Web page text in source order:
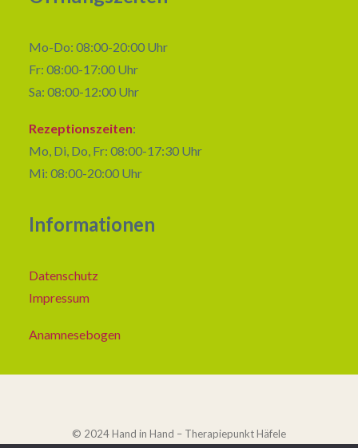
Mo-Do: 08:00-20:00 Uhr
Fr: 08:00-17:00 Uhr
Sa: 08:00-12:00 Uhr
Rezeptionszeiten:
Mo, Di, Do, Fr: 08:00-17:30 Uhr
Mi: 08:00-20:00 Uhr
Informationen
Datenschutz
Impressum
Anamnesebogen
© 2024 Hand in Hand – Therapiepunkt Häfele